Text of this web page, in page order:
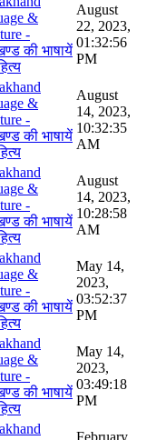
&
-
की भाषायें
August
22, 2023,
01:32:56
PM
&
-
की भाषायें
August
14, 2023,
10:32:35
AM
&
-
की भाषायें
August
14, 2023,
10:28:58
AM
&
-
की भाषायें
May 14,
2023,
03:52:37
PM
&
-
की भाषायें
May 14,
2023,
03:49:18
PM
February